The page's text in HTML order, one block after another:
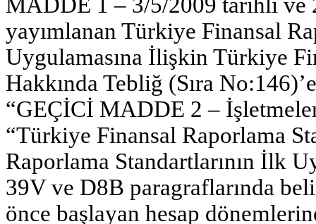
MADDE 1 – 3/5/2009 tarihli ve
yayımlanan Türkiye Finansal
Uygulamasına İlişkin Türkiye
Hakkında Tebliğ (Sıra
“GEÇİCİ MADDE 2 –
“Türkiye Finansal Raporlama
Raporlama Standartlarının İlk
39V ve D8B paragraflarında
önce başlayan hesap